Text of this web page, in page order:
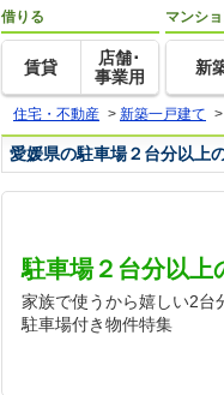
借りる
賃貸
店舗･
事業用
マンシ
新
住宅・不動産 > 新築一戸建て >
愛媛県の駐車場２台分以上
駐車場２台分以上
家族で使うから嬉しい2台
駐車場付き物件特集